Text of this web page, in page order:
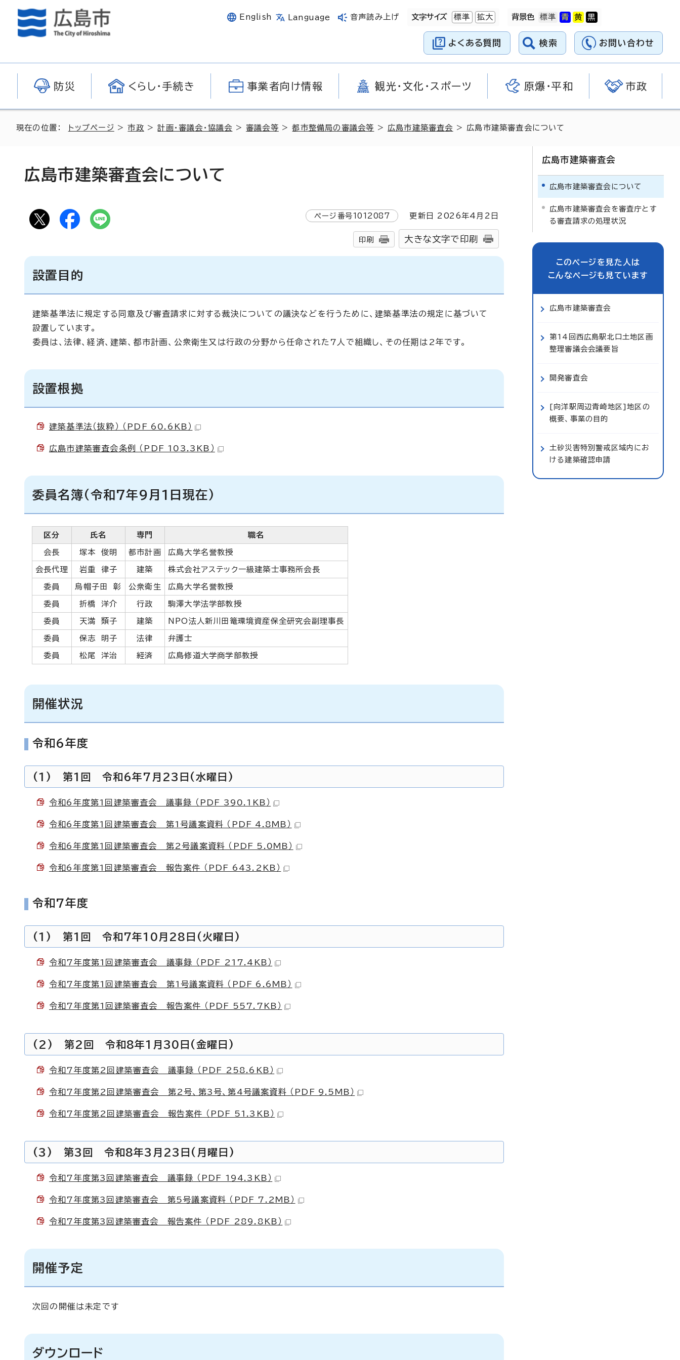
English Language 音声読み上げ 文字サイズ 標準 拡大 背景色
よくある質問 検索 お問い合わせ
防災 くらし・手続き 事業者向け情報 観光・文化・スポーツ 原爆・平和 市政
現在の位置： トップページ >市政 >計画・審議会・協議会 >審議会等 >都市整備局の審議会等 > 広島市建築審査会 > 広島市建築審査会について
広島市建築審査会について
ページ番号1012087 更新日 2026年4月2日
印刷 大きな文字で印刷
設置目的
建築基準法に規定する同意及び審査請求に対する裁決についての議決などを行うために、建築基準法の規定に基づいて
設置しています。
委員は、法律、経済、建築、都市計画、公衆衛生又は行政の分野から任命された7人で組織し、その任期は2年です。
設置根拠
建築基準法（抜粋） （PDF 60.6KB）
広島市建築審査会条例 （PDF 103.3KB）
委員名簿(令和7年9月1日現在)
区分 氏名 専門 職名
会長 塚本 俊明 都市計画 広島大学名誉教授
会長代理 岩重 律子 建築 株式会社アステック一級建築士事務所会長
委員 烏帽子田 彰 公衆衛生 広島大学名誉教授
委員 折橋 洋介 行政 駒澤大学法学部教授
委員 天満 類子 建築 NPO法人新川田篭環境資産保全研究会副理事長
委員 保志 明子 法律 弁護士
委員 松尾 洋治 経済 広島修道大学商学部教授
開催状況
令和6年度
(1) 第1回 令和6年7月23日(水曜日)
令和6年度第1回建築審査会 議事録 （PDF 390.1KB）
令和6年度第1回建築審査会 第1号議案資料 （PDF 4.8MB）
令和6年度第1回建築審査会 第2号議案資料 （PDF 5.0MB）
令和6年度第1回建築審査会 報告案件 （PDF 643.2KB）
令和7年度
(1) 第1回 令和7年10月28日(火曜日)
令和7年度第1回建築審査会 議事録 （PDF 217.4KB）
令和7年度第1回建築審査会 第1号議案資料 （PDF 6.6MB）
令和7年度第1回建築審査会 報告案件 （PDF 557.7KB）
(2) 第2回 令和8年1月30日(金曜日)
令和7年度第2回建築審査会 議事録 （PDF 258.6KB）
令和7年度第2回建築審査会 第2号、第3号、第4号議案資料 （PDF 9.5MB）
令和7年度第2回建築審査会 報告案件 （PDF 51.3KB）
(3) 第3回 令和8年3月23日(月曜日)
令和7年度第3回建築審査会 議事録 （PDF 194.3KB）
令和7年度第3回建築審査会 第5号議案資料 （PDF 7.2MB）
令和7年度第3回建築審査会 報告案件 （PDF 289.8KB）
開催予定
次回の開催は未定です
ダウンロード
広島市建築審査会
広島市建築審査会について
広島市建築審査会を審査庁とす
る審査請求の処理状況
このページを見た人は
こんなページも見ています
広島市建築審査会
第14回西広島駅北口土地区画
整理審議会会議要旨
開発審査会
[向洋駅周辺青崎地区]地区の
概要、事業の目的
土砂災害特別警戒区域内にお
ける建築確認申請